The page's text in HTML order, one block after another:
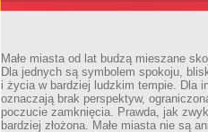
Małe miasta od lat budzą mieszane
Dla jednych są symbolem spokoju,
i życia w bardziej ludzkim tempie. Dla
oznaczają brak perspektyw,
poczucie zamknięcia. Prawda, jak
bardziej złożona. Małe miasta nie są